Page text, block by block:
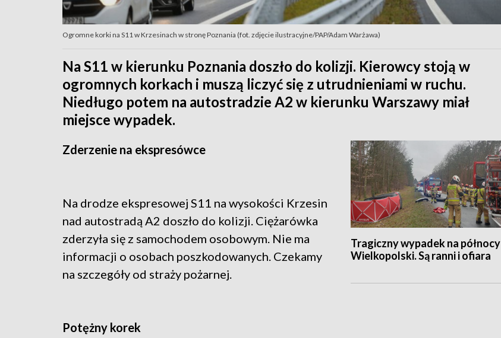
Ogromne korki na S11 w Krzesinach w stronę Poznania (fot. zdjęcie ilustracyjne/PAP/Adam Warżawa)
Na S11 w kierunku Poznania doszło do kolizji. Kierowcy stoją w
ogromnych korkach i muszą liczyć się z utrudnieniami w ruchu.
Niedługo potem na autostradzie A2 w kierunku Warszawy miał
miejsce wypadek.
Tragiczny wypadek na północy
Wielkopolski. Są ranni i ofiara
Zderzenie na ekspresówce
Na drodze ekspresowej S11 na wysokości Krzesin
nad autostradą A2 doszło do kolizji. Ciężarówka
zderzyła się z samochodem osobowym. Nie ma
informacji o osobach poszkodowanych. Czekamy
na szczegóły od straży pożarnej.
Potężny korek